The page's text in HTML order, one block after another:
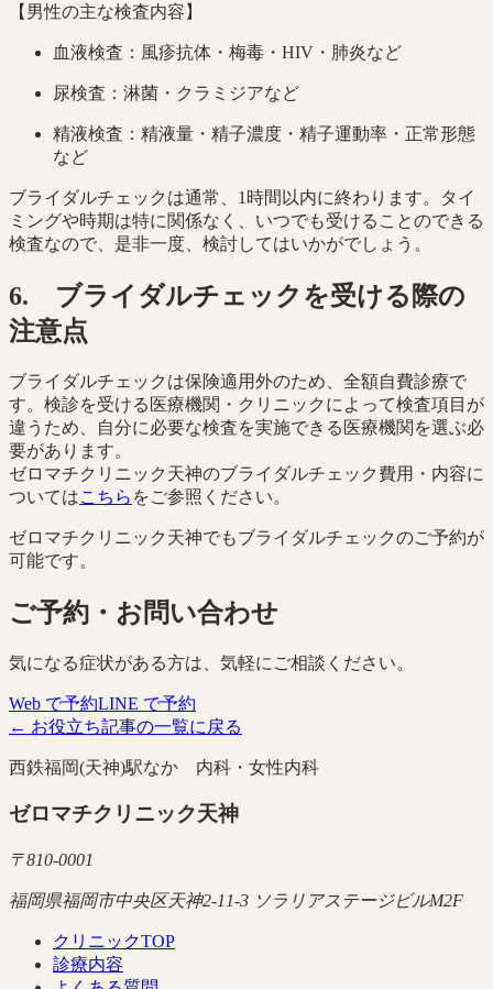
【男性の主な検査内容】
血液検査：風疹抗体・梅毒・HIV・肺炎など
尿検査：淋菌・クラミジアなど
精液検査：精液量・精子濃度・精子運動率・正常形態
など
ブライダルチェックは通常、1時間以内に終わります。タイ
ミングや時期は特に関係なく、いつでも受けることのできる
検査なので、是非一度、検討してはいかがでしょう。
6. ブライダルチェックを受ける際の
注意点
ブライダルチェックは保険適用外のため、全額自費診療で
す。検診を受ける医療機関・クリニックによって検査項目が
違うため、自分に必要な検査を実施できる医療機関を選ぶ必
要があります。
ゼロマチクリニック天神のブライダルチェック費用・内容に
ついてはこちら をご参照ください。
ゼロマチクリニック天神でもブライダルチェックのご予約が
可能です。
ご予約・お問い合わせ
気になる症状がある方は、気軽にご相談ください。
Web で予約LINE で予約
← お役立ち記事の一覧に戻る
西鉄福岡(天神)駅なか 内科・女性内科
ゼロマチクリニック天神
〒810-0001
福岡県福岡市中央区天神2-11-3 ソラリアステージビルM2F
クリニックTOP
診療内容